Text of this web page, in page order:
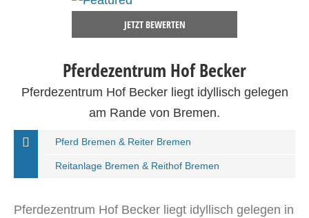
JETZT BEWERTEN
Pferdezentrum Hof Becker
Pferdezentrum Hof Becker liegt idyllisch gelegen
am Rande von Bremen.
Pferd Bremen & Reiter Bremen
Reitanlage Bremen & Reithof Bremen
Pferdezentrum Hof Becker liegt idyllisch gelegen in